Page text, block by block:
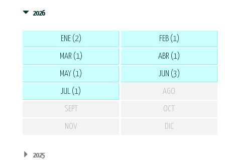
2026
ENE (2) FEB (1)
MAR (1) ABR (1)
MAY (1) JUN (3)
JUL (1) AGO
SEPT OCT
NOV DIC
2025